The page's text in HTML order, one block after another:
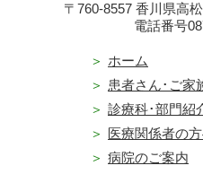
〒760-8557 香川県高
電話番号
ホーム
患者さん･ご家
診療科･部門紹
医療関係者の
病院のご案内